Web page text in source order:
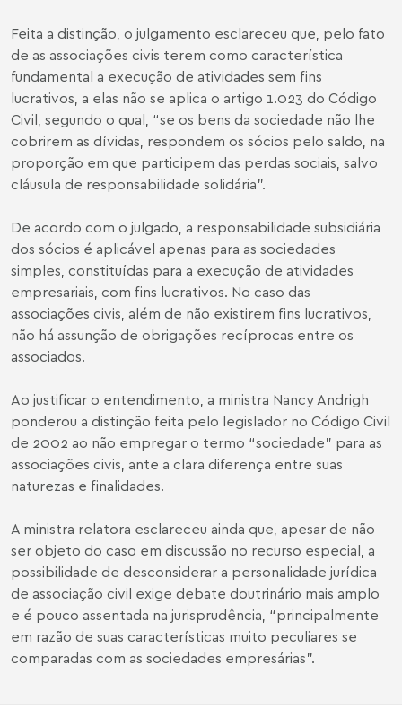
Feita a distinção, o julgamento esclareceu que, pelo fato
de as associações civis terem como característica
fundamental a execução de atividades sem fins
lucrativos, a elas não se aplica o artigo 1.023 do Código
Civil, segundo o qual, “se os bens da sociedade não lhe
cobrirem as dívidas, respondem os sócios pelo saldo, na
proporção em que participem das perdas sociais, salvo
cláusula de responsabilidade solidária”.
De acordo com o julgado, a responsabilidade subsidiária
dos sócios é aplicável apenas para as sociedades
simples, constituídas para a execução de atividades
empresariais, com fins lucrativos. No caso das
associações civis, além de não existirem fins lucrativos,
não há assunção de obrigações recíprocas entre os
associados.
Ao justificar o entendimento, a ministra Nancy Andrigh
ponderou a distinção feita pelo legislador no Código Civil
de 2002 ao não empregar o termo “sociedade” para as
associações civis, ante a clara diferença entre suas
naturezas e finalidades.
A ministra relatora esclareceu ainda que, apesar de não
ser objeto do caso em discussão no recurso especial, a
possibilidade de desconsiderar a personalidade jurídica
de associação civil exige debate doutrinário mais amplo
e é pouco assentada na jurisprudência, “principalmente
em razão de suas características muito peculiares se
comparadas com as sociedades empresárias”.